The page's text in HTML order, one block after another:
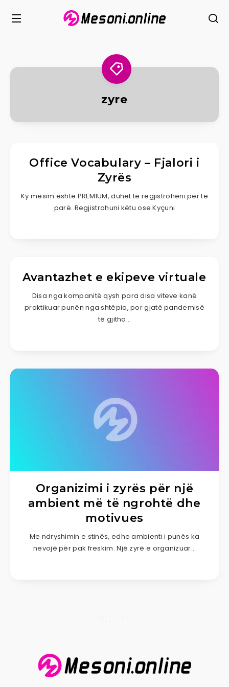
zyre
Office Vocabulary – Fjalori i
Zyrës
Ky mësim është PREMIUM, duhet të regjistroheni për të
parë. Regjistrohuni këtu ose Kyçuni
Avantazhet e ekipeve virtuale
Disa nga kompanitë qysh para disa viteve kanë
praktikuar punën nga shtëpia, por gjatë pandemisë
të gjitha…
Organizimi i zyrës për një
ambient më të ngrohtë dhe
motivues
Me ndryshimin e stinës, edhe ambienti i punës ka
nevojë për pak freskim. Një zyrë e organizuar…